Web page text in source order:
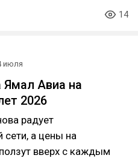
14
июля
Авиа на
2026
радует
а цены на
вверх с каждым